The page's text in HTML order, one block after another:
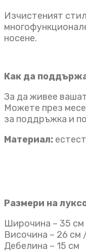
Изчистеният
носене.
Как да
За да живее
Можете през
за поддръжка и
Материал:
Размери на
Широчина – 35 см
Височина – 26
Дебелина – 15 см